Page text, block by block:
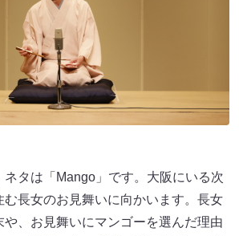
ネタは「Mango」です。大阪にいる次
む長女のお見舞いに向かいます。長女
や、お見舞いにマンゴーを選んだ理由